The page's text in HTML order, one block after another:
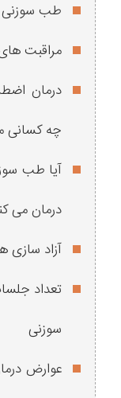
طب سوزنی
مراقبت
درمان
چه کسانی
آیا طب
درمان می
آزاد
تعداد
سوزنی
عوارض